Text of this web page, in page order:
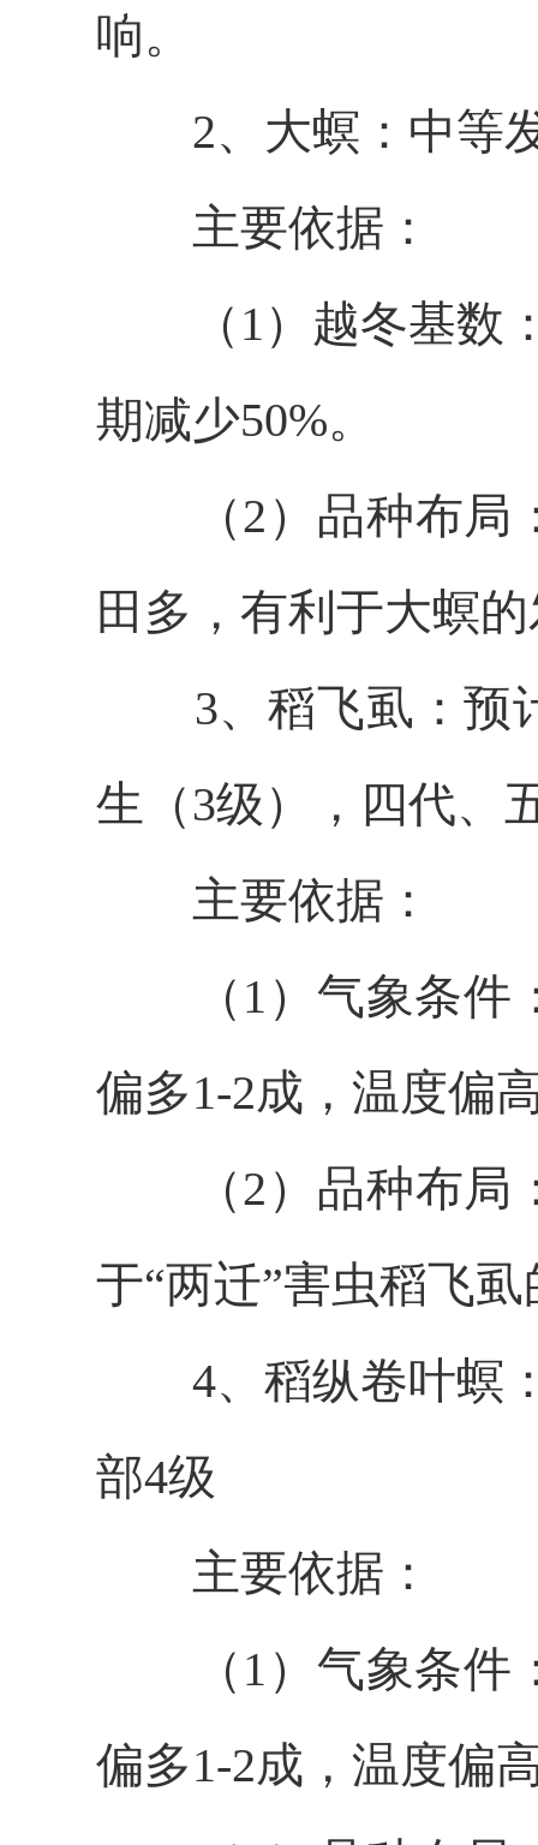
响。
2、大螟：中等
主要依据：
（1） 越冬基数
期减少50%。
（2）品种布局
田多，有利于大螟
3、稻飞虱：预
生（3级），四代、
主要依据：
（1）气象条件
偏多1-2成 ，温度偏
（2）品种布局
于“两迁”害虫稻飞虱
4、 稻纵卷叶螟
部4级
主要依据：
（1）气象条件
偏多1-2成 ，温度偏